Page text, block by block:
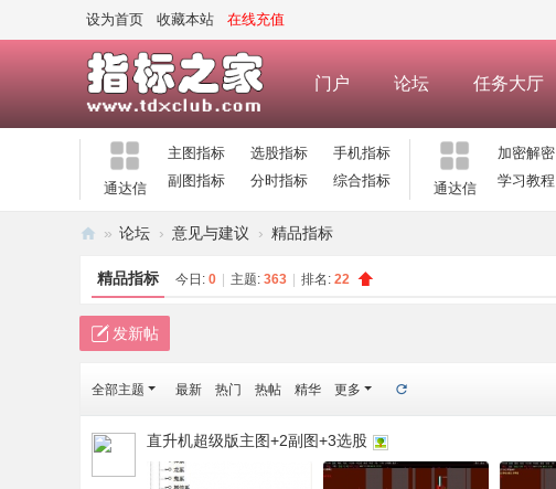
设为首页 收藏本站 在线充值
门户 论坛 任务大厅
通达信
主图指标 选股指标
手机指标
副图指标
分时指标 综合指标 通达信
加密解密
学习教程
标
之
—
式
» 论坛 › 意见与建议 › 精品指标
精品指标 今日: 0 主题: 363 排名: 22
发新帖
全部主题 最新 热门 热帖 精华 更多
直升机超级版主图+2副图+3选股